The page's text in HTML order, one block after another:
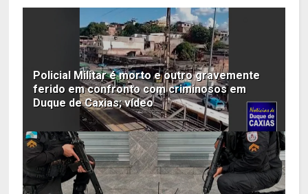
Policial Militar é morto e outro gravemente
ferido em confronto com criminosos em
Duque de Caxias; vídeo